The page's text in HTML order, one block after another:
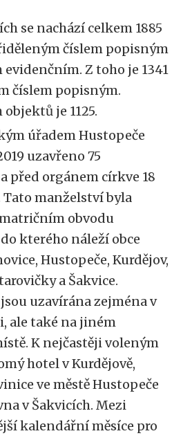
se nachází celkem 1885
číslem popisným
evidenčním. Z toho je 1341
číslem popisným.
je 1125.
úřadem Hustopeče
uzavřeno 75
před orgánem církve 18
manželství byla
obvodu
kterého náleží obce
Hustopeče, Kurdějov,
a Šakvice.
uzavírána zejména v
ale také na jiném
K nejčastěji voleným
hotel v Kurdějově,
ve městě Hustopeče
v Šakvicích. Mezi
kalendářní měsíce pro